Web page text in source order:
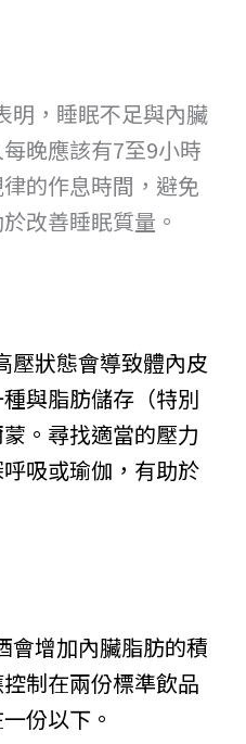
明，睡眠不足與內臟
晚應該有7至9小時
的作息時間，避免
改善睡眠質量。
壓狀態會導致體內皮
與脂肪儲存（特別
。尋找適當的壓力
吸或瑜伽，有助於
會增加內臟脂肪的積
制在兩份標準飲品
份以下。